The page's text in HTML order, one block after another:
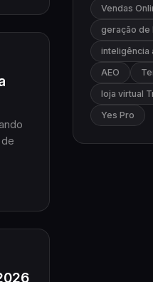
Vendas
geração de
inteligência
AEO
loja virtual
Yes Pro